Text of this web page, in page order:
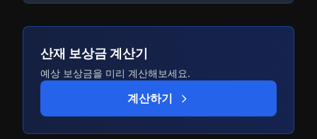
산재 보상금 계산기
예상 보상금을 미리 계산해보세요.
계산하기